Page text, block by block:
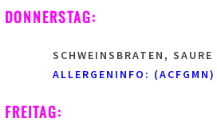
DONNERSTAG:
SCHWEINSBRATEN,
ALLERGENINFO: (ACFGMN)
FREITAG: